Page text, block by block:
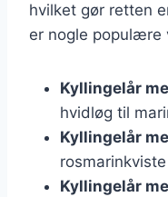
hvilket gør retten
er nogle populære
Kyllingelår
hvidløg til
Kyllingelår
Kyllingelår